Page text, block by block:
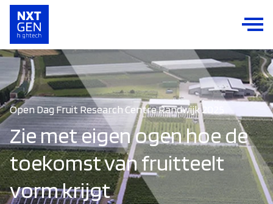
Open Dag Fruit Research Centre Randwijk 2025
Zie met eigen ogen hoe de
toekomst van fruitteelt
vorm krijgt